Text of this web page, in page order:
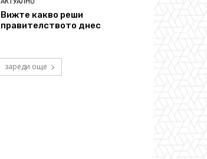
АКТУАЛНО
Вижте какво реши
правителството днес
зареди още